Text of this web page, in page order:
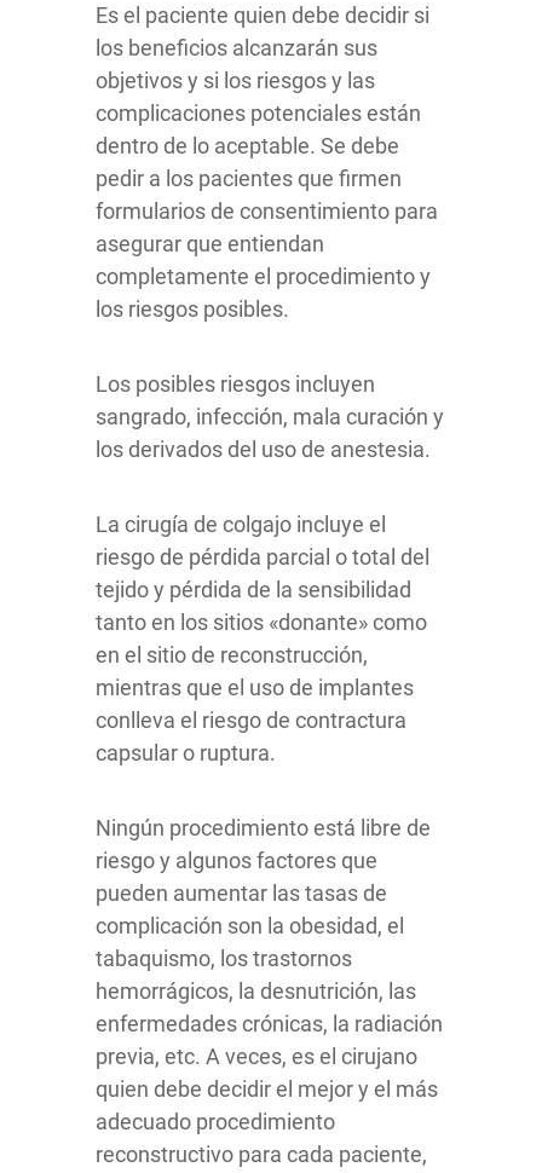
Es el paciente quien debe decidir si
los beneficios alcanzarán sus
objetivos y si los riesgos y las
complicaciones potenciales están
dentro de lo aceptable. Se debe
pedir a los pacientes que firmen
formularios de consentimiento para
asegurar que entiendan
completamente el procedimiento y
los riesgos posibles.
Los posibles riesgos incluyen
sangrado, infección, mala curación y
los derivados del uso de anestesia.
La cirugía de colgajo incluye el
riesgo de pérdida parcial o total del
tejidoy pérdida de la sensibilidad
tanto en los sitios «donante» como
en el sitio de reconstrucción,
mientras que el uso de implantes
conlleva el riesgo de contractura
capsular o ruptura.
Ningún procedimiento está libre de
riesgo y algunos factores que
pueden aumentar las tasas de
complicación son la obesidad, el
tabaquismo, los trastornos
hemorrágicos, la desnutrición, las
enfermedades crónicas, la radiación
previa, etc. A veces, es el cirujano
quien debe decidir el mejor y el más
adecuado procedimiento
reconstructivo para cada paciente,